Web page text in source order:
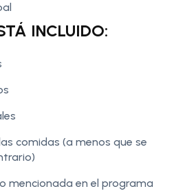
INCLUIDO:
comidas (a menos que se
mencionada en el programa